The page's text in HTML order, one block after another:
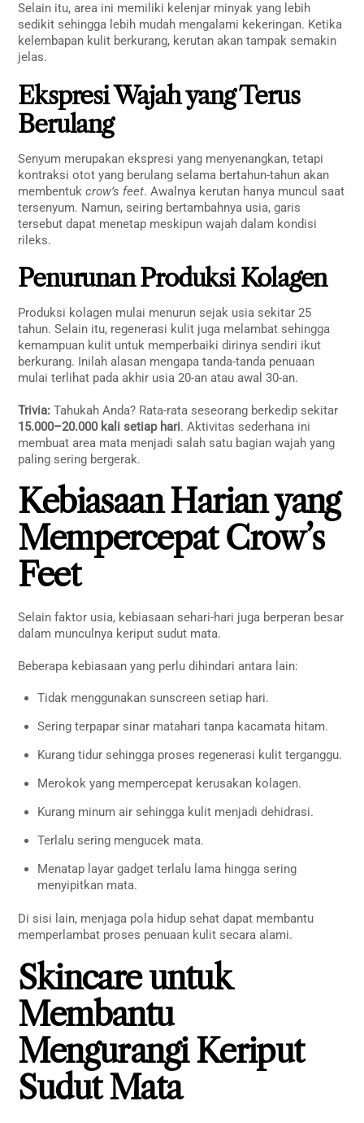
Selain itu, area ini memiliki kelenjar minyak yang lebih
sedikit sehingga lebih mudah mengalami kekeringan. Ketika
kelembapan kulit berkurang, kerutan akan tampak semakin
jelas.
Ekspresi Wajah yang Terus
Berulang
Senyum merupakan ekspresi yang menyenangkan, tetapi
kontraksi otot yang berulang selama bertahun-tahun akan
membentukcrow’s feet. Awalnya kerutan hanya muncul saat
tersenyum. Namun, seiring bertambahnya usia, garis
tersebut dapat menetap meskipun wajah dalam kondisi
rileks.
Penurunan Produksi Kolagen
Produksi kolagen mulai menurun sejak usia sekitar 25
tahun. Selain itu, regenerasi kulit juga melambat sehingga
kemampuan kulit untuk memperbaiki dirinya sendiri ikut
berkurang. Inilah alasan mengapa tanda-tanda penuaan
mulai terlihat pada akhir usia 20-an atau awal 30-an.
Trivia: Tahukah Anda? Rata-rata seseorang berkedip sekitar
15.000–20.000 kali setiap hari. Aktivitas sederhana ini
membuat area mata menjadi salah satu bagian wajah yang
paling sering bergerak.
Kebiasaan Harian yang
Mempercepat Crow’s
Feet
Selain faktor usia, kebiasaan sehari-hari juga berperan besar
dalam munculnya keriput sudut mata.
Beberapa kebiasaan yang perlu dihindari antara lain:
Tidak menggunakan sunscreen setiap hari.
Sering terpapar sinar matahari tanpa kacamata hitam.
Kurang tidur sehingga proses regenerasi kulit terganggu.
Merokok yang mempercepat kerusakan kolagen.
Kurang minum air sehingga kulit menjadi dehidrasi.
Terlalu sering mengucek mata.
Menatap layar gadget terlalu lama hingga sering
menyipitkan mata.
Di sisi lain, menjaga pola hidup sehat dapat membantu
memperlambat proses penuaan kulit secara alami.
Skincare untuk
Membantu
Mengurangi Keriput
Sudut Mata